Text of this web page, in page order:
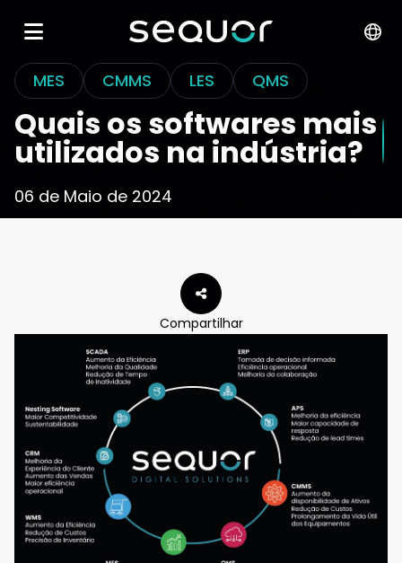
MES CMMS LES QMS
Quais os softwares mais
utilizados na indústria?
06 de Maio de 2024
Compartilhar